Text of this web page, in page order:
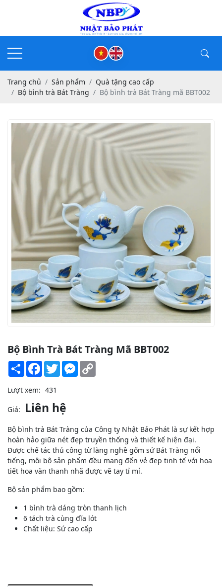
Trang chủ Sản phẩm
Quà tặng cao cấp
Bộ bình trà Bát Tràng
Bộ bình trà Bát Tràng mã BBT002
Bộ Bình Trà Bát Tràng Mã BBT002
Share Facebook
TwitterMessenger
Lượt xem: 431
Giá: Liên hệ
Bộ bình trà Bát Tràng của Công ty Nhật Bảo Phát là sự kết hợp
hoàn hảo giữa nét đẹp truyền thống và thiết kế hiện đại.
Được chế tác thủ công từ làng nghề gốm sứ Bát Tràng nổi
tiếng, mỗi bộ sản phẩm đều mang đến vẻ đẹp tinh tế với họa
tiết hoa văn thanh nhã được vẽ tay tỉ mỉ.
Bộ sản phẩm bao gồm:
1 bình trà dáng tròn thanh lịch
6 tách trà cùng đĩa lót
Chất liệu: Sứ cao cấp